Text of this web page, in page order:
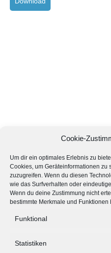
Cookie-
Um dir ein optimales Erlebnis zu
Cookies, um Geräteinformationen zu
zuzugreifen. Wenn du diesen
wie das Surfverhalten oder
Wenn du deine Zustimmung nicht
bestimmte Merkmale und
Funktional
Statistiken